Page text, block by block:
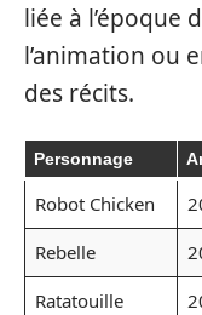
liée à l’époque
l’animation ou
des récits.
Personnage
Robot Chicken
Rebelle
Ratatouille